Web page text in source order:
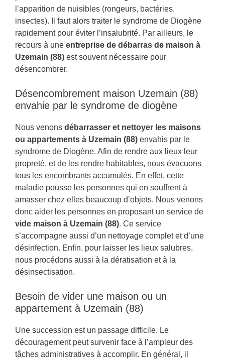
l’apparition de nuisibles (rongeurs, bactéries,
insectes). Il faut alors traiter le syndrome de Diogène
rapidement pour éviter l’insalubrité. Par ailleurs, le
recours à une entreprise de débarras de maison à
Uzemain (88) est souvent nécessaire pour
désencombrer.
Désencombrement maison Uzemain (88)
envahie par le syndrome de diogène
Nous venons débarrasser et nettoyer les maisons
ou appartements à Uzemain (88) envahis par le
syndrome de Diogène. Afin de rendre aux lieux leur
propreté, et de les rendre habitables, nous évacuons
tous les encombrants accumulés. En effet, cette
maladie pousse les personnes qui en souffrent à
amasser chez elles beaucoup d’objets. Nous venons
donc aider les personnes en proposant un service de
vide maison à Uzemain (88). Ce service
s’accompagne aussi d’un nettoyage complet et d’une
désinfection. Enfin, pour laisser les lieux salubres,
nous procédons aussi à la dératisation et à la
désinsectisation.
Besoin de vider une maison ou un
appartement à Uzemain (88)
Une succession est un passage difficile. Le
découragement peut survenir face à l’ampleur des
tâches administratives à accomplir. En général, il